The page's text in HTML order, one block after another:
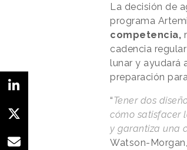
La decisión de
programa
competencia,
cadencia
lunar y ayudará
preparación
“Tener dos
cómo satisfacer
y garantiza una
Watson-